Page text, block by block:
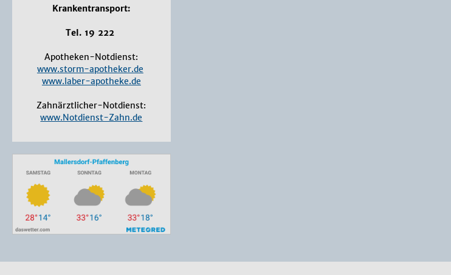
Krankentransport:
Tel. 19 222
Apotheken-Notdienst:
www.storm-apotheker.de
www.laber-apotheke.de
Zahnärztlicher-Notdienst:
www.Notdienst-Zahn.de